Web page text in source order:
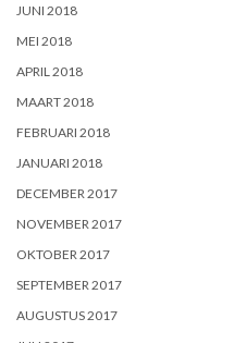
JUNI 2018
MEI 2018
APRIL 2018
MAART 2018
FEBRUARI 2018
JANUARI 2018
DECEMBER 2017
NOVEMBER 2017
OKTOBER 2017
SEPTEMBER 2017
AUGUSTUS 2017